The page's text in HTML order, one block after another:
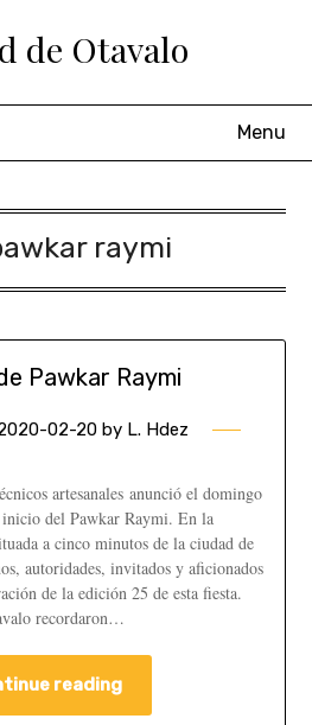
de Otavalo
Menu
raymi
Pawkar Raymi
02-20by L. Hdez
artesanales anunció el domingo
del Pawkar Raymi. En la
a cinco minutos de la ciudad de
autoridades, invitados y aficionados
de la edición 25 de esta fiesta.
recordaron…
reading